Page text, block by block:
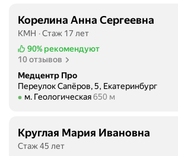
Корелина Анна Сергеевна
КМН
Стаж 17 лет
90% рекомендуют
10 отзывов
Медцентр Про
Переулок Сапёров, 5, Екатеринбург
Метро м. Геологическая Расстояние 650 м
м. Геологическая 650 м
Круглая Мария Ивановна
Стаж 45 лет